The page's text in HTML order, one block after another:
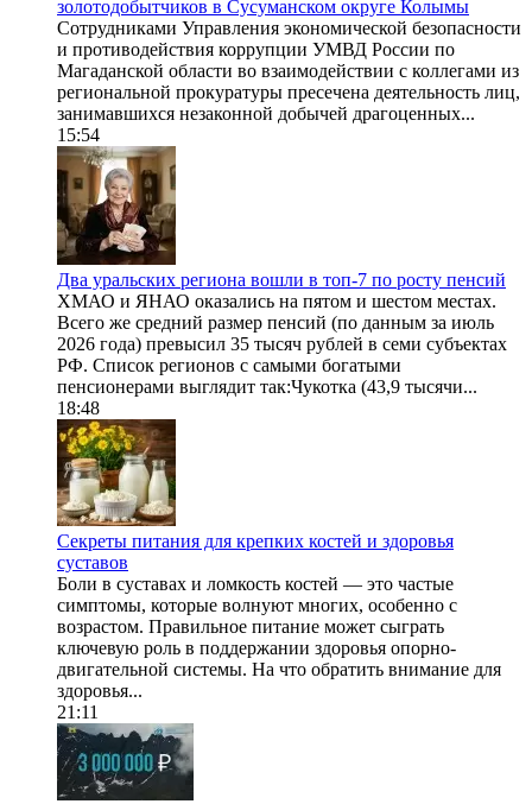
золотодобытчиков в Сусуманском округе Колымы
Сотрудниками Управления экономической безопасности
и противодействия коррупции УМВД России по
Магаданской области во взаимодействии с коллегами из
региональной прокуратуры пресечена деятельность лиц,
занимавшихся незаконной добычей драгоценных...
15:54
Два уральских региона вошли в топ-7 по росту пенсий
ХМАО и ЯНАО оказались на пятом и шестом местах.
Всего же средний размер пенсий (по данным за июль
2026 года) превысил 35 тысяч рублей в семи субъектах
РФ. Список регионов с самыми богатыми
пенсионерами выглядит так:Чукотка (43,9 тысячи...
18:48
Секреты питания для крепких костей и здоровья
суставов
Боли в суставах и ломкость костей — это частые
симптомы, которые волнуют многих, особенно с
возрастом. Правильное питание может сыграть
ключевую роль в поддержании здоровья опорно-
двигательной системы. На что обратить внимание для
здоровья...
21:11